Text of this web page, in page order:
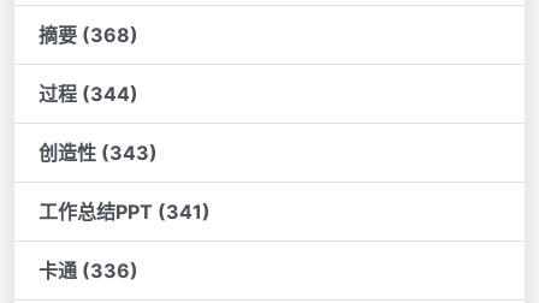
摘要 (368)
过程 (344)
创造性 (343)
工作总结PPT (341)
卡通 (336)